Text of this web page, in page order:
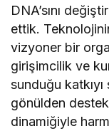
DNA’sını
ettik.
vizyoner bir
girişimcilik ve
sunduğu
gönülden
dinamiğiyle